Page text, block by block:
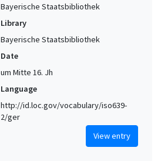
Bayerische Staatsbibliothek
Library
Bayerische Staatsbibliothek
Date
um Mitte 16. Jh
Language
http://id.loc.gov/vocabulary/iso639-
2/ger
View entry